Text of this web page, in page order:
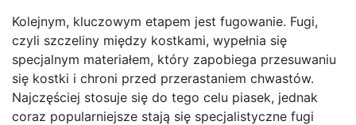
Kolejnym, kluczowym etapem jest fugowanie. Fugi,
czyli szczeliny między kostkami, wypełnia się
specjalnym materiałem, który zapobiega przesuwaniu
się kostki i chroni przed przerastaniem chwastów.
Najczęściej stosuje się do tego celu piasek, jednak
coraz popularniejsze stają się specjalistyczne fugi